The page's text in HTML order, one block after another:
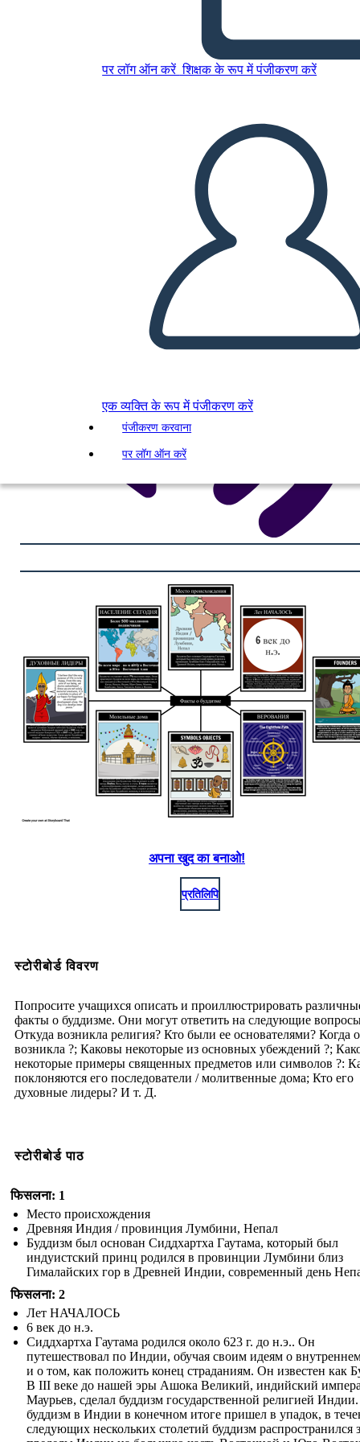
पर लॉग ऑन करें शिक्षक के रूप में पंजीकरण करें
एक व्यक्ति के रूप में पंजीकरण करें
पंजीकरण करवाना
पर लॉग ऑन करें
Факты о Буддизме
इस स्टोरीबोर्ड को कॉपी करें
स्टोरीबोर्ड बनाएं
स्लाइड शो चलाएं
मुझे पढ़कर सुनाओ
अपना खुद का बनाओ!
प्रतिलिपि
स्टोरीबोर्ड विवरण
Попросите учащихся описать и проиллюстрировать
факты о буддизме. Они могут ответить на следующие
Откуда возникла религия? Кто были ее основателями? Когда
возникла ?; Каковы некоторые из основных убеждений ?;
некоторые примеры священных предметов или символов ?:
поклоняются его последователи / молитвенные дома; Кто его
духовные лидеры? И т. Д.
स्टोरीबोर्ड पाठ
फिसलना: 1
Место происхождения
Древняя Индия / провинция Лумбини, Непал
Буддизм был основан Сиддхартха Гаутама, который был
индуистский принц родился в провинции Лумбини близ
Гималайских гор в Древней Индии, современный день
फिसलना: 2
Лет НАЧАЛОСЬ
6 век до н.э.
Сиддхартха Гаутама родился около 623 г. до н.э.. Он
путешествовал по Индии, обучая своим идеям о
и о том, как положить конец страданиям. Он известен как
В III веке до нашей эры Ашока Великий, индийский
Маурьев, сделал буддизм государственной религией
буддизм в Индии в конечном итоге пришел в упадок, в
следующих нескольких столетий буддизм распространился